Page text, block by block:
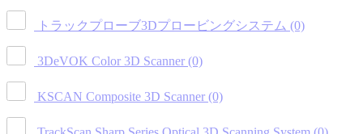
トラックプローブ3Dプロービングシステム (0)
3DeVOK Color 3D Scanner (0)
KSCAN Composite 3D Scanner (0)